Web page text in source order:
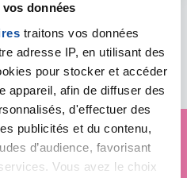
données
traitons vos données
adresse IP, en utilisant des
pour stocker et accéder
appareil, afin de diffuser des
d'effectuer des
publicités et du contenu,
d’audience, favorisant
Vous avez le choix
actualités
La Ligue